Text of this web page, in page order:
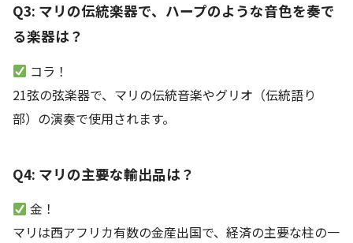
Q3: マリの伝統楽器で、ハープのような音色を奏で
る楽器は？
コラ！
21弦の弦楽器で、マリの伝統音楽やグリオ（伝統語り
部）の演奏で使用されます。
Q4: マリの主要な輸出品は？
金！
マリは西アフリカ有数の金産出国で、経済の主要な柱の一